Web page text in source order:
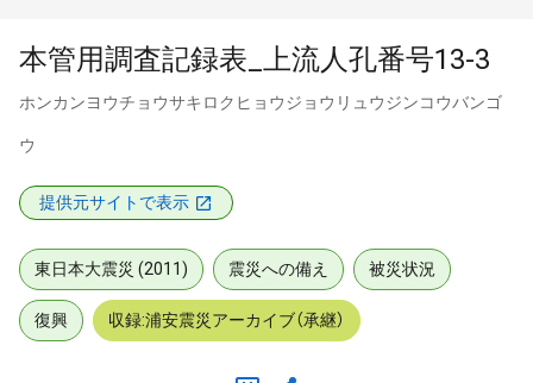
本管用調査記録表_上流人孔番号13-3
ホンカンヨウチョウサキロクヒョウジョウリュウジンコウバンゴ
ウ
提供元サイトで表示
東日本大震災 (2011) 震災への備え 被災状況
復興 収録:浦安震災アーカイブ（承継）